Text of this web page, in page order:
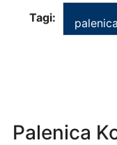
Tagi: palenica
Palenica